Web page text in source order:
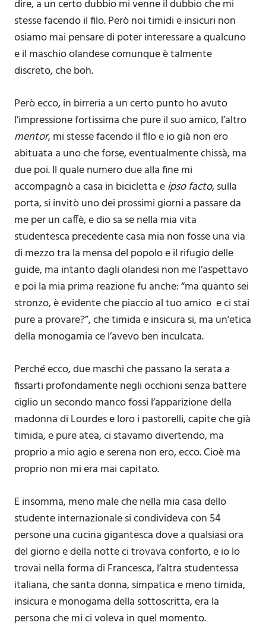
dire, a un certo dubbio mi venne il dubbio che mi
stesse facendo il filo. Però noi timidi e insicuri non
osiamo mai pensare di poter interessare a qualcuno
e il maschio olandese comunque è talmente
discreto, che boh.
Però ecco, in birreria a un certo punto ho avuto
l’impressione fortissima che pure il suo amico, l’altro
mentor, mi stesse facendo il filo e io già non ero
abituata a uno che forse, eventualmente chissà, ma
due poi. Il quale numero due alla fine mi
accompagnò a casa in bicicletta eipso facto, sulla
porta, si invitò uno dei prossimi giorni a passare da
me per un caffè, e dio sa se nella mia vita
studentesca precedente casa mia non fosse una via
di mezzo tra la mensa del popolo e il rifugio delle
guide, ma intanto dagli olandesi non me l’aspettavo
e poi la mia prima reazione fu anche: “ma quanto sei
stronzo, è evidente che piaccio al tuo amico e ci stai
pure a provare?”, che timida e insicura si, ma un’etica
della monogamia ce l’avevo ben inculcata.
Perché ecco, due maschi che passano la serata a
fissarti profondamente negli occhioni senza battere
ciglio un secondo manco fossi l’apparizione della
madonna di Lourdes e loro i pastorelli, capite che già
timida, e pure atea, ci stavamo divertendo, ma
proprio a mio agio e serena non ero, ecco. Cioè ma
proprio non mi era mai capitato.
E insomma, meno male che nella mia casa dello
studente internazionale si condivideva con 54
persone una cucina gigantesca dove a qualsiasi ora
del giorno e della notte ci trovava conforto, e io lo
trovai nella forma di Francesca, l’altra studentessa
italiana, che santa donna, simpatica e meno timida,
insicura e monogama della sottoscritta, era la
persona che mi ci voleva in quel momento.